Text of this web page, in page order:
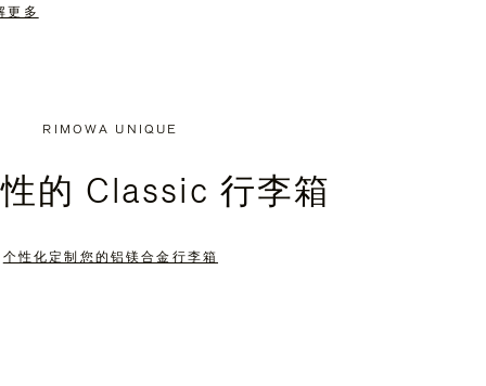
更多
RIMOWA UNIQUE
的 Classic 行李箱
个性化定制您的铝镁合金行李箱